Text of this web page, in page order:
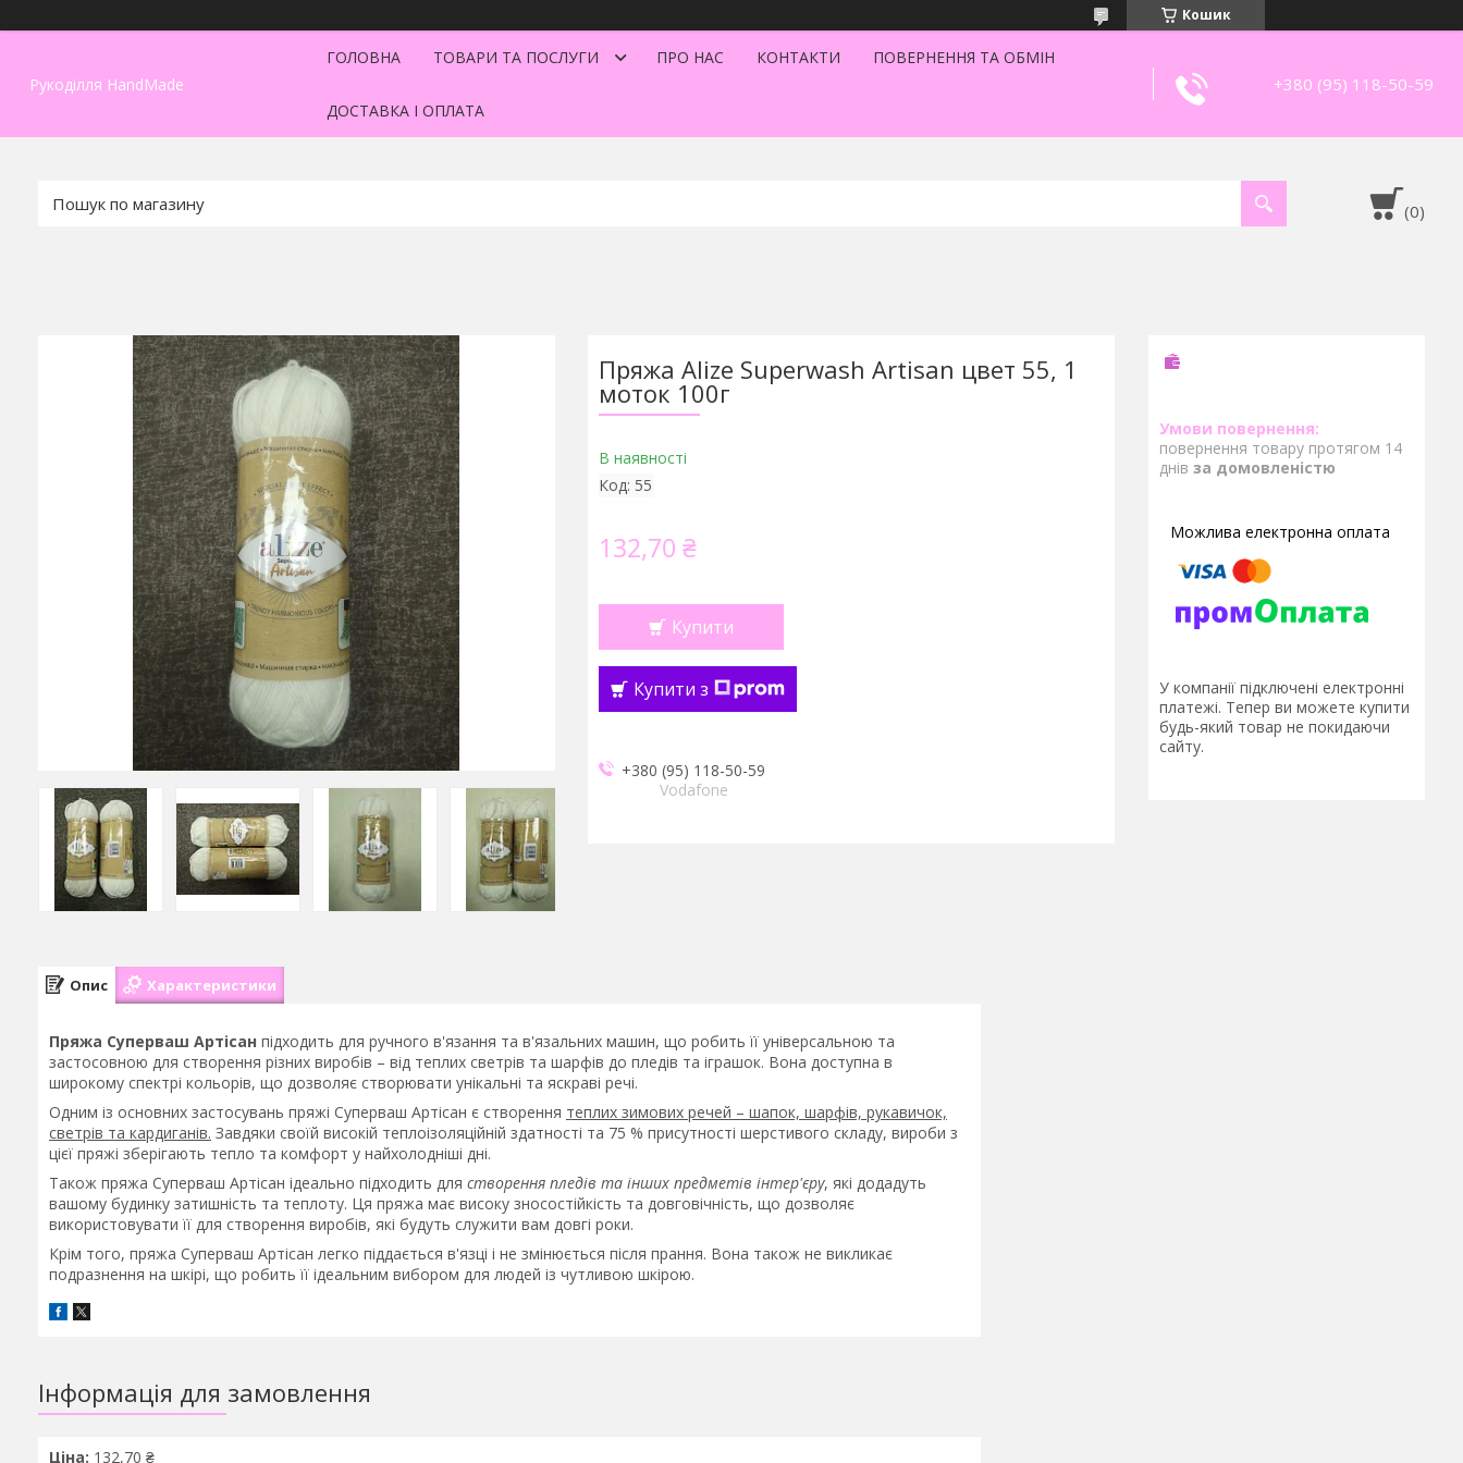
Кошик
Рукоділля HandMade
ГОЛОВНА ТОВАРИ ТА ПОСЛУГИ ПРО НАС КОНТАКТИ ПОВЕРНЕННЯ ТА ОБМІН
ДОСТАВКА І ОПЛАТА
+380 (95) 118-50-59
Пряжа Alize Superwash Artisan цвет 55, 1
моток 100г
В наявності
Код: 55
132,70 ₴
Купити
Купити з
+380 (95) 118-50-59
Vodafone
повернення товару протягом 14
днів за домовленістю
У компанії підключені електронні
платежі. Тепер ви можете купити
будь-який товар не покидаючи
сайту.
Опис Характеристики
Пряжа Суперваш Артісан підходить для ручного в'язання та в'язальних машин, що робить її універсальною та
застосовною для створення різних виробів – від теплих светрів та шарфів до пледів та іграшок. Вона доступна в
широкому спектрі кольорів, що дозволяє створювати унікальні та яскраві речі.
Одним із основних застосувань пряжі Суперваш Артісан є створення теплих зимових речей – шапок, шарфів, рукавичок,
светрів та кардиганів. Завдяки своїй високій теплоізоляційній здатності та 75 % присутності шерстивого складу, вироби з
цієї пряжі зберігають тепло та комфорт у найхолодніші дні.
Також пряжа Суперваш Артісан ідеально підходить для створення пледів та інших предметів інтер'єру, які додадуть
вашому будинку затишність та теплоту. Ця пряжа має високу зносостійкість та довговічність, що дозволяє
використовувати її для створення виробів, які будуть служити вам довгі роки.
Крім того, пряжа Суперваш Артісан легко піддається в'язці і не змінюється після прання. Вона також не викликає
подразнення на шкірі, що робить її ідеальним вибором для людей із чутливою шкірою.
Інформація для замовлення
Ціна: 132,70 ₴